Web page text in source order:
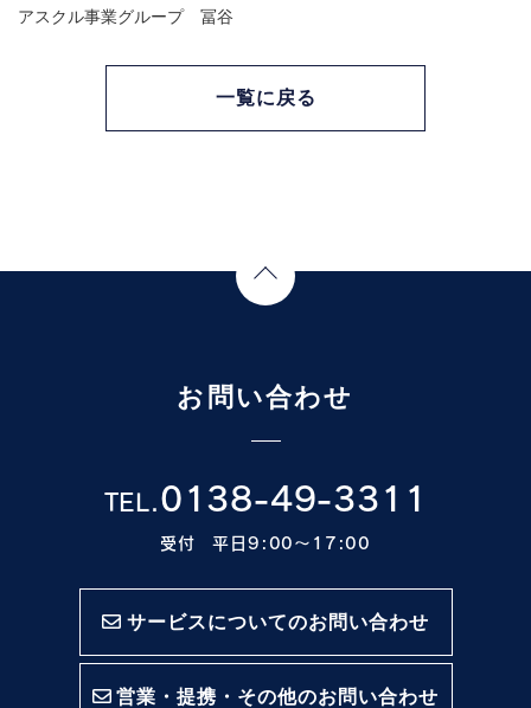
アスクル事業グループ 冨谷
一覧に戻る
お問い合わせ
TEL.0138-49-3311
受付 平日9:00〜17:00
サービスについてのお問い合わせ
営業・提携・その他のお問い合わせ